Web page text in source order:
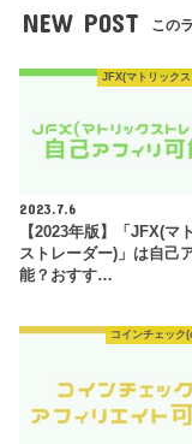
NEW POST この
JFX(マトリック
2023.7.6
【2023年版】「JFX(マ
ストレーダー)」は自己
能？おすす…
コインチェッ